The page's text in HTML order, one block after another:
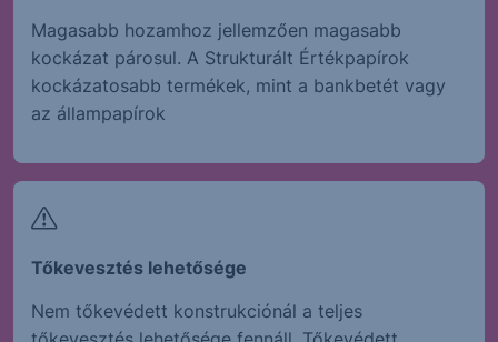
Magasabb hozamhoz jellemzően magasabb
kockázat párosul. A Strukturált Értékpapírok
kockázatosabb termékek, mint a bankbetét vagy
az állampapírok
Tőkevesztés lehetősége
Nem tőkevédett konstrukciónál a teljes